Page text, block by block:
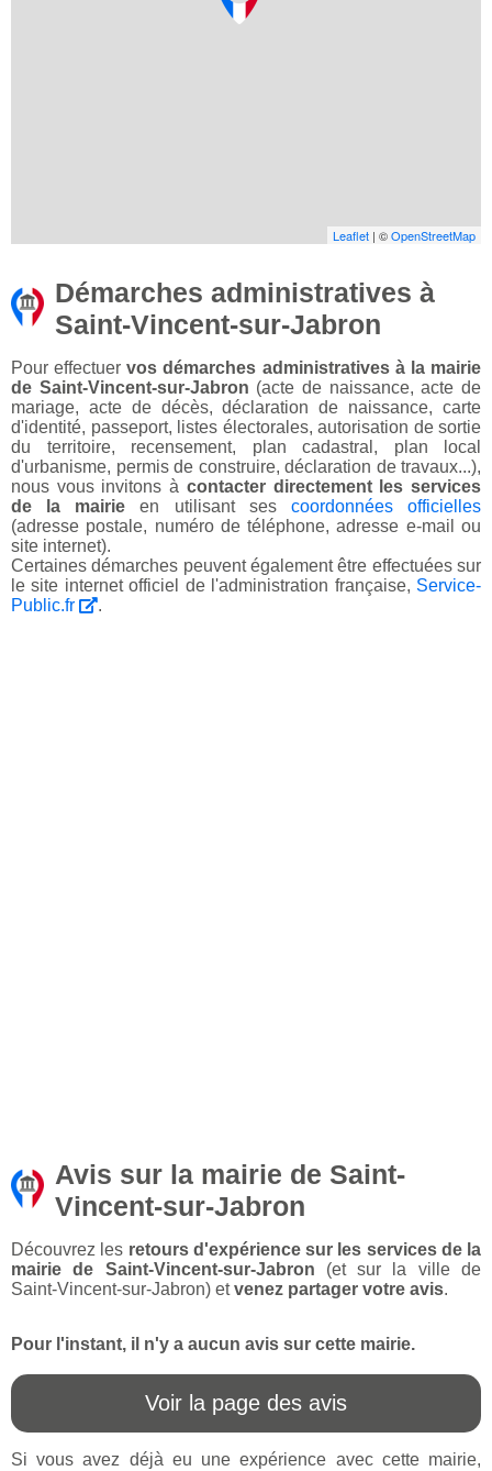
Leaflet | ©OpenStreetMap
Démarches administratives à
Saint-Vincent-sur-Jabron
Pour effectuervos démarches administratives à la mairie
de Saint-Vincent-sur-Jabron (acte de naissance, acte de
mariage, acte de décès, déclaration de naissance, carte
d'identité, passeport, listes électorales, autorisation de sortie
du territoire, recensement, plan cadastral, plan local
d'urbanisme, permis de construire, déclaration de travaux...),
nous vous invitons à contacter directement les services
de la mairie en utilisant ses coordonnées officielles
(adresse postale, numéro de téléphone, adresse e-mail ou
site internet).
Certaines démarches peuvent également être effectuées sur
le site internet officiel de l'administration française, Service-
Public.fr
.
Avis sur la mairie de Saint-
Vincent-sur-Jabron
Découvrez les retours d'expérience sur les services de la
mairie de Saint-Vincent-sur-Jabron (et sur la ville de
Saint-Vincent-sur-Jabron) etvenez partager votre avis.
Pour l'instant, il n'y a aucun avis sur cette mairie.
Voir la page des avis
Si vous avez déjà eu une expérience avec cette mairie,